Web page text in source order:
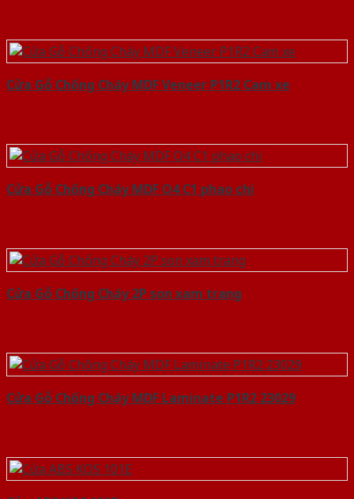
Cửa Gỗ Chống Cháy MDF Veneer P1R2 Cam xe
Cửa Gỗ Chống Cháy MDF O4 C1 phao chi
Cửa Gỗ Chống Cháy 2P son xam trang
Cửa Gỗ Chống Cháy MDF Laminate P1R2 23029